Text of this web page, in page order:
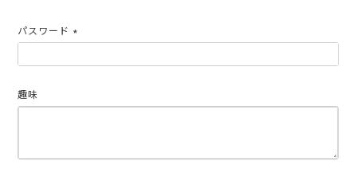
パスワード
須)
趣味